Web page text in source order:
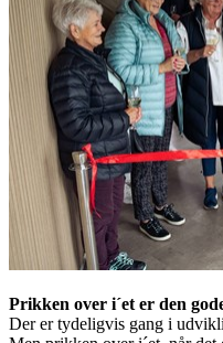
Prikken over i´et er den
Der er tydeligvis gang i